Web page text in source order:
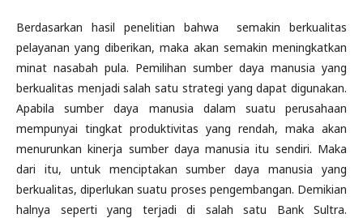
Berdasarkan hasil penelitian bahwa semakin berkualitas
pelayanan yang diberikan, maka akan semakin meningkatkan
minat nasabah pula. Pemilihan sumber daya manusia yang
berkualitas menjadi salah satu strategi yang dapat digunakan.
Apabila sumber daya manusia dalam suatu perusahaan
mempunyai tingkat produktivitas yang rendah, maka akan
menurunkan kinerja sumber daya manusia itu sendiri. Maka
dari itu, untuk menciptakan sumber daya manusia yang
berkualitas, diperlukan suatu proses pengembangan. Demikian
halnya seperti yang terjadi di salah satu Bank Sultra.